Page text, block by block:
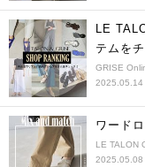
LE
テムを
GRISE
2025.05.14
ワード
LE TALON
2025.05.08